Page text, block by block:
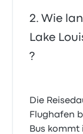
Wie
Lake
?
Die
Flughafen
Bus kommt